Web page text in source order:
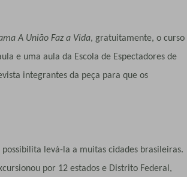
A União Faz a Vida, gratuitamente, o curso
e uma aula da Escola de Espectadores de
integrantes da peça para que os
levá-la a muitas cidades brasileiras.
por 12 estados e Distrito Federal,